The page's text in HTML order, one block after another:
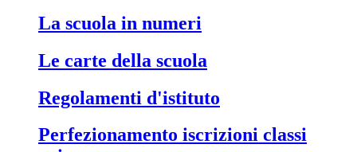
la scuola in numeri
le carte della scuola
regolamenti d'istituto
perfezionamento iscrizioni classi